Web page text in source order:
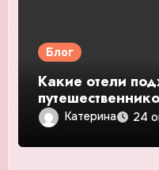
Блог
Какие отели
общение —
обзор
Катерина 24